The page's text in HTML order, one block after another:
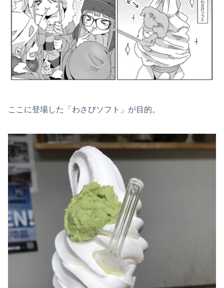
ここに登場した「わさびソフト」が目的。